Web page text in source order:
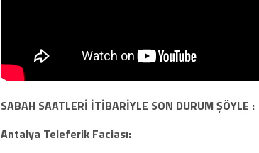
SABAH SAATLERİ İTİBARİYLE SON DURUM ŞÖYLE :
Antalya Teleferik Faciası: